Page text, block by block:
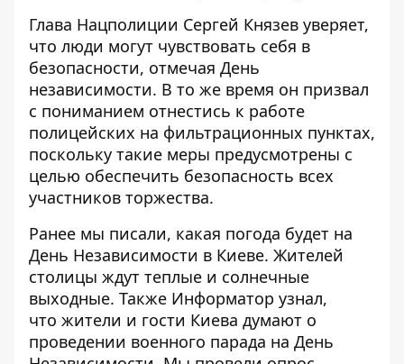
Глава Нацполиции Сергей Князев уверяет,
что люди могут чувствовать себя в
безопасности, отмечая День
независимости. В то же время он призвал
с пониманием отнестись к работе
полицейских на фильтрационных пунктах,
поскольку такие меры предусмотрены с
целью обеспечить безопасность всех
участников торжества.
Ранее мы писали, какая погода будет на
День Независимости в Киеве. Жителей
столицы ждут теплые и солнечные
выходные. Также Информатор узнал,
что жители и гости Киева думают о
проведении военного парада на День